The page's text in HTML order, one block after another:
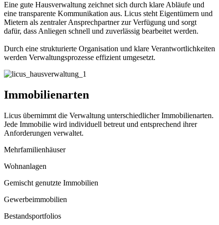
Eine gute Hausverwaltung zeichnet sich durch klare Abläufe und
eine transparente Kommunikation aus. Licus steht Eigentümern und
Mietern als zentraler Ansprechpartner zur Verfügung und sorgt
dafür, dass Anliegen schnell und zuverlässig bearbeitet werden.
Durch eine strukturierte Organisation und klare Verantwortlichkeiten
werden Verwaltungsprozesse effizient umgesetzt.
Immobilienarten
Licus übernimmt die Verwaltung unterschiedlicher Immobilienarten.
Jede Immobilie wird individuell betreut und entsprechend ihrer
Anforderungen verwaltet.
Mehrfamilienhäuser
Wohnanlagen
Gemischt genutzte Immobilien
Gewerbeimmobilien
Bestandsportfolios